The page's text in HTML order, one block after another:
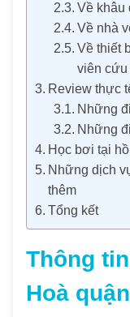
Về khâu
Về nhà
Về thiết
viên cứu
Review thực
Những
Những
Học bơi tại
Những dịch
thêm
Tổng kết
Thông
Hoà